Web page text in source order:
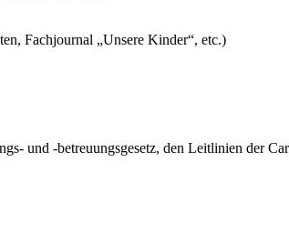
Fachjournal „Unsere Kinder“, etc.)
und -betreuungsgesetz, den Leitlinien der